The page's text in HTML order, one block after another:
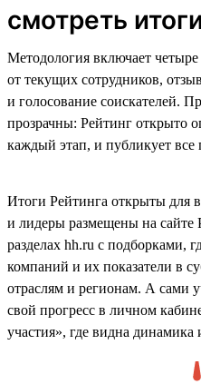
смотреть
Методология включает
от текущих сотрудников,
и голосование соискателей.
прозрачны: Рейтинг открыто
каждый этап, и публикует все
Итоги Рейтинга открыты для
и лидеры размещены на сайте
разделах hh.ru с подборками,
компаний и их показатели в
отраслям и регионам. А сами
свой прогресс в личном
участия», где видна динамика